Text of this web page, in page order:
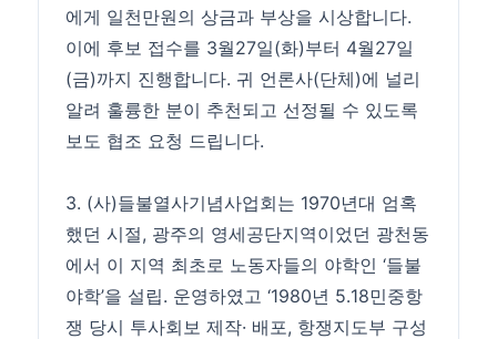
에게 일천만원의 상금과 부상을 시상합니다.
이에 후보 접수를 3월27일(화)부터 4월27일
(금)까지 진행합니다. 귀 언론사(단체)에 널리
알려 훌륭한 분이 추천되고 선정될 수 있도록
보도 협조 요청 드립니다.
3. (사)들불열사기념사업회는 1970년대 엄혹
했던 시절, 광주의 영세공단지역이었던 광천동
에서 이 지역 최초로 노동자들의 야학인 ‘들불
야학’을 설립. 운영하였고 ‘1980년 5․18민중항
쟁 당시 투사회보 제작· 배포, 항쟁지도부 구성